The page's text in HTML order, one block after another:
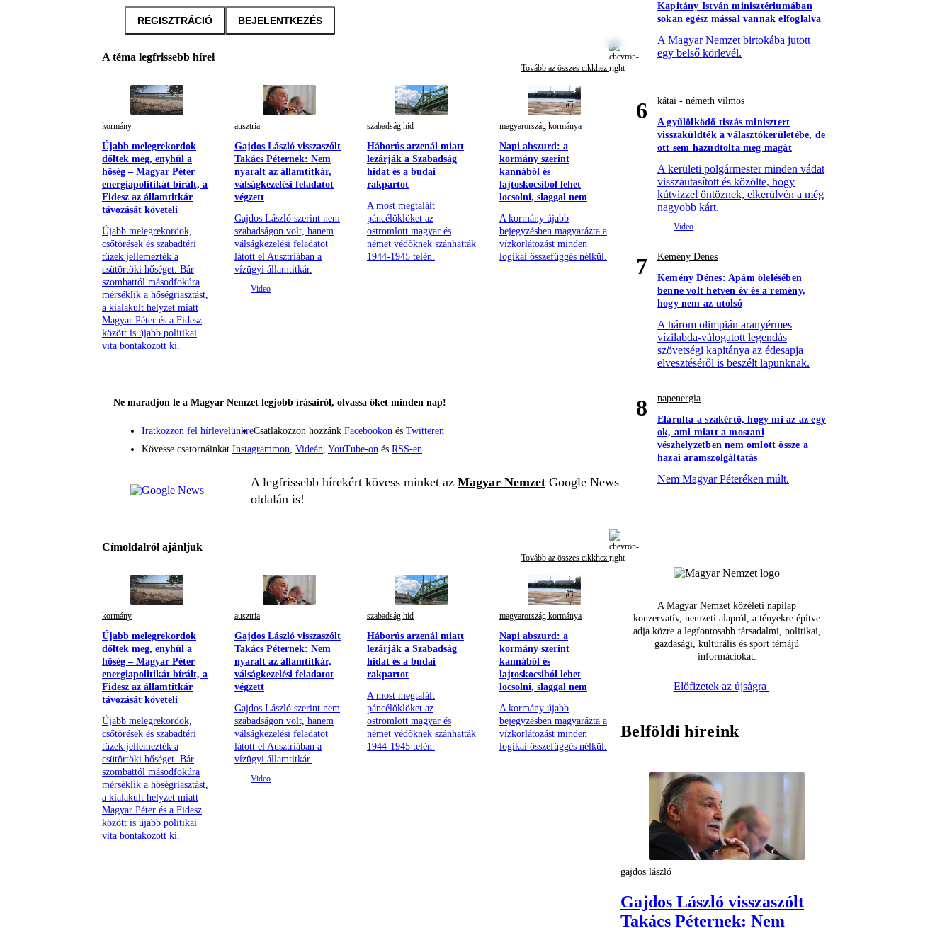
REGISZTRÁCIÓ BEJELENTKEZÉS
A téma legfrissebb hírei
Tovább az összes cikkhez
kormány
Újabb melegrekordok
dőltek meg, enyhül a
hőség – Magyar Péter
energiapolitikát bírált, a
Fidesz az államtitkár
távozását követeli
Újabb melegrekordok,
csőtörések és szabadtéri
tüzek jellemezték a
csütörtöki hőséget. Bár
szombattól másodfokúra
mérséklik a hőségriasztást,
a kialakult helyzet miatt
Magyar Péter és a Fidesz
között is újabb politikai
vita bontakozott ki.
ausztria
Gajdos László visszaszólt
Takács Péternek: Nem
nyaralt az államtitkár,
válságkezelési feladatot
végzett
Gajdos László szerint nem
szabadságon volt, hanem
válságkezelési feladatot
látott el Ausztriában a
vízügyi államtitkár.
szabadság híd
Háborús arzenál miatt
lezárják a Szabadság
hidat és a budai
rakpartot
A most megtalált
páncélöklöket az
ostromlott magyar és
német védőknek szánhatták
1944-1945 telén.
magyarország kormánya
Napi abszurd: a
kormány szerint
kannából és
lajtoskocsiból lehet
locsolni, slaggal nem
A kormány újabb
bejegyzésben magyarázta a
vízkorlátozást minden
logikai összefüggés nélkül.
Ne maradjon le a Magyar Nemzet legjobb írásairól, olvassa őket minden nap!
Iratkozzon fel hírlevelünkreCsatlakozzon hozzánk Facebookon és Twitteren
Kövesse csatornáinkat Instagrammon, Videán, YouTube-on és RSS-en
A legfrissebb hírekért kövess minket az Magyar Nemzet Google News
oldalán is!
Címoldalról ajánljuk
Tovább az összes cikkhez
kormány
Újabb melegrekordok
dőltek meg, enyhül a
hőség – Magyar Péter
energiapolitikát bírált, a
Fidesz az államtitkár
távozását követeli
Újabb melegrekordok,
csőtörések és szabadtéri
tüzek jellemezték a
csütörtöki hőséget. Bár
szombattól másodfokúra
mérséklik a hőségriasztást,
a kialakult helyzet miatt
Magyar Péter és a Fidesz
között is újabb politikai
vita bontakozott ki.
ausztria
Gajdos László visszaszólt
Takács Péternek: Nem
nyaralt az államtitkár,
válságkezelési feladatot
végzett
Gajdos László szerint nem
szabadságon volt, hanem
válságkezelési feladatot
látott el Ausztriában a
vízügyi államtitkár.
szabadság híd
Háborús arzenál miatt
lezárják a Szabadság
hidat és a budai
rakpartot
A most megtalált
páncélöklöket az
ostromlott magyar és
német védőknek szánhatták
1944-1945 telén.
magyarország kormánya
Napi abszurd: a
kormány szerint
kannából és
lajtoskocsiból lehet
locsolni, slaggal nem
A kormány újabb
bejegyzésben magyarázta a
vízkorlátozást minden
logikai összefüggés nélkül.
Kapitány István minisztériumában
sokan egész mással vannak elfoglalva
A Magyar Nemzet birtokába jutott
egy belső körlevél.
6
kátai - németh vilmos
A gyűlölködő tiszás minisztert
visszaküldték a választókerületébe, de
ott sem hazudtolta meg magát
A kerületi polgármester minden vádat
visszautasított és közölte, hogy
kútvízzel öntöznek, elkerülvén a még
nagyobb kárt.
7
Kemény Dénes
Kemény Dénes: Apám ölelésében
benne volt hetven év és a remény,
hogy nem az utolsó
A három olimpián aranyérmes
vízilabda-válogatott legendás
szövetségi kapitánya az édesapja
elvesztéséről is beszélt lapunknak.
8
napenergia
Elárulta a szakértő, hogy mi az az egy
ok, ami miatt a mostani
vészhelyzetben nem omlott össze a
hazai áramszolgáltatás
Nem Magyar Péteréken múlt.
A Magyar Nemzet közéleti napilap
konzervatív, nemzeti alapról, a tényekre építve
adja közre a legfontosabb társadalmi, politikai,
gazdasági, kulturális és sport témájú
információkat.
Előfizetek az újságra
Belföldi híreink
gajdos lászló
Gajdos László visszaszólt
Takács Péternek: Nem